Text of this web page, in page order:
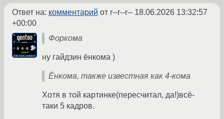
Ответ на: комментарий от r--r--r-- 18.06.2026 13:32:57
+00:00
Форкома
ну гайдзин ёнкома )
Ёнкома, также известная как 4-кома
Хотя в той картинке(пересчитал, да!)всё-
таки 5 кадров.